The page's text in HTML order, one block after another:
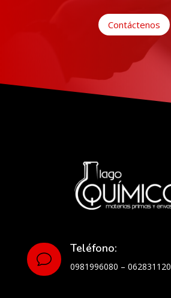
Contáctenos
v
Teléfono:
0981996080 – 062831120